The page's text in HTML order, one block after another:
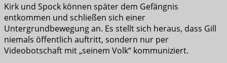
Kirk und Spock können später dem Gefängnis
entkommen und schließen sich einer
Untergrundbewegung an. Es stellt sich heraus, dass Gill
niemals öffentlich auftritt, sondern nur per
Videobotschaft mit „seinem Volk“ kommuniziert.